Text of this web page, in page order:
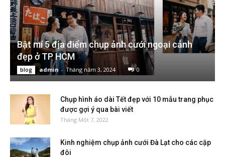
Bật mí 5 địa điểm chụp ảnh cưới ngoại cảnh
đẹp ở TP HCM
blog admin - Tháng năm 3, 2024 0
Chụp hình áo dài Tết đẹp với 10 mẫu trang phục
được gợi ý qua bài viết
Tháng Một 7, 2022
Kinh nghiệm chụp ảnh cưới Đà Lạt cho các cặp
đôi